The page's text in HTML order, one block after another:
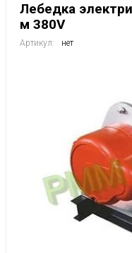
Лебедка
м 380V
Артикул: нет